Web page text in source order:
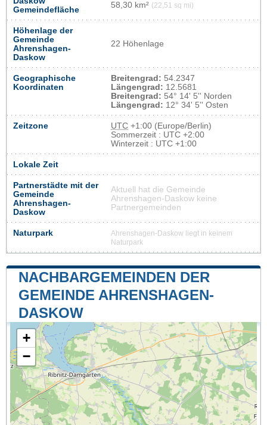
Gemeindefläche
58,30 km² (22,51 sq mi)
Höhenlage der
Gemeinde
Ahrenshagen-
Daskow
22 Höhenlage
Geographische
Koordinaten
Breitengrad: 54.2347
Längengrad: 12.5681
Breitengrad: 54° 14' 5'' Norden
Längengrad: 12° 34' 5'' Osten
Zeitzone UTC +1:00 (Europe/Berlin)
Sommerzeit : UTC +2:00
Winterzeit : UTC +1:00
Lokale Zeit
Partnerstädte mit der
Gemeinde
Ahrenshagen-
Daskow
Aktuell hat die Gemeinde
Ahrenshagen-Daskow keine
Partnergemeinden
Naturpark
Ahrenshagen-Daskow liegt in keinem
Naturpark
NACHBARGEMEINDEN DER
GEMEINDE AHRENSHAGEN-
DASKOW
+
−